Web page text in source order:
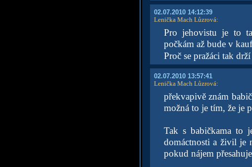
02.07.2010 14:12:39
Lenička Mach Lůzrová:
Pro jehovistu je to
počkám až bude v
Proč se pražáci tak
02.07.2010 13:57:41
Lenička Mach Lůzrová:
překvapivě znám
možná to je tím, že je
Tak s babičkama to
domáctnosti a živil je
pokud nájem